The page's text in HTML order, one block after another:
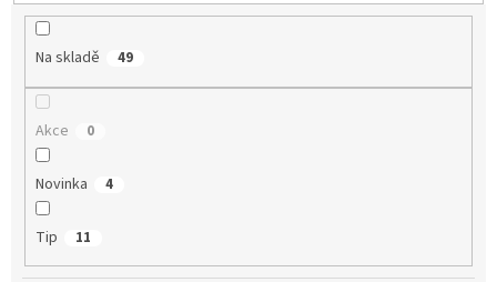
Na skladě 49
Akce 0
Novinka 4
Tip 11